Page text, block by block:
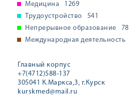
Медицина
1269
Трудоустройство
541
Непрерывное образование
78
Международная деятельность
Главный корпус
+7(4712)588-137
305041 К.Маркса,3, г.Курск
kurskmed@mail.ru